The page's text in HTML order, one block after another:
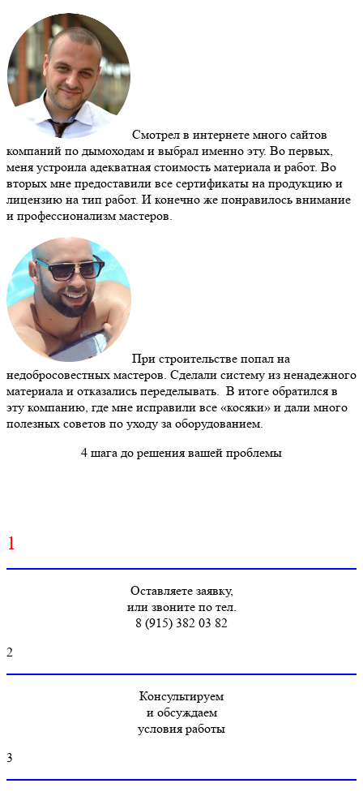
Смотрел в интернете много сайтов
компаний по дымоходам и выбрал именно эту. Во первых,
меня устроила адекватная стоимость материала и работ. Во
вторых мне предоставили все сертификаты на продукцию и
лицензию на тип работ. И конечно же понравилось внимание
и профессионализм мастеров.
При строительстве попал на
недобросовестных мастеров. Сделали систему из ненадежного
материала и отказались переделывать. В итоге обратился в
эту компанию, где мне исправили все «косяки» и дали много
полезных советов по уходу за оборудованием.
4 шага до решения вашей проблемы
1
Оставляете заявку,
или звоните по тел.
8 (915) 382 03 82
2
Консультируем
и обсуждаем
условия работы
3